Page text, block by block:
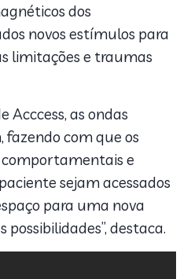
dos
novos estímulos para
limitações e traumas
Acccess, as ondas
fazendo com que os
comportamentais e
sejam acessados
para uma nova
destaca.